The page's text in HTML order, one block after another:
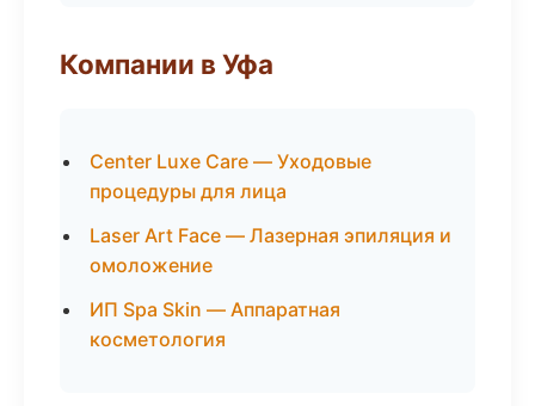
Компании в Уфа
Center Luxe Care — Уходовые
процедуры для лица
Laser Art Face — Лазерная эпиляция и
омоложение
ИП Spa Skin — Аппаратная
косметология